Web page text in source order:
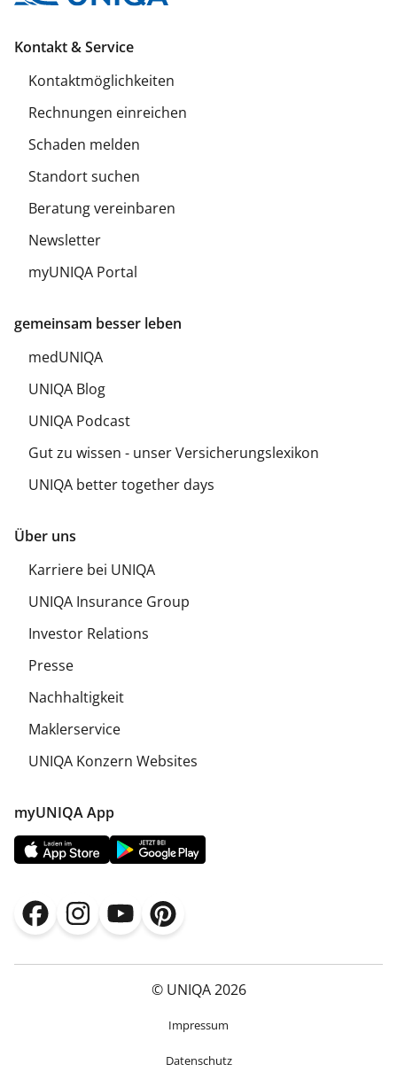
Kontakt & Service
Kontaktmöglichkeiten
Rechnungen einreichen
Schaden melden
Standort suchen
Beratung vereinbaren
Newsletter
myUNIQA Portal
gemeinsam besser leben
medUNIQA
UNIQA Blog
UNIQA Podcast
Gut zu wissen - unser Versicherungslexikon
UNIQA better together days
Über uns
Karriere bei UNIQA
UNIQA Insurance Group
Investor Relations
Presse
Nachhaltigkeit
Maklerservice
UNIQA Konzern Websites
myUNIQA App
© UNIQA 2026
Impressum
Datenschutz